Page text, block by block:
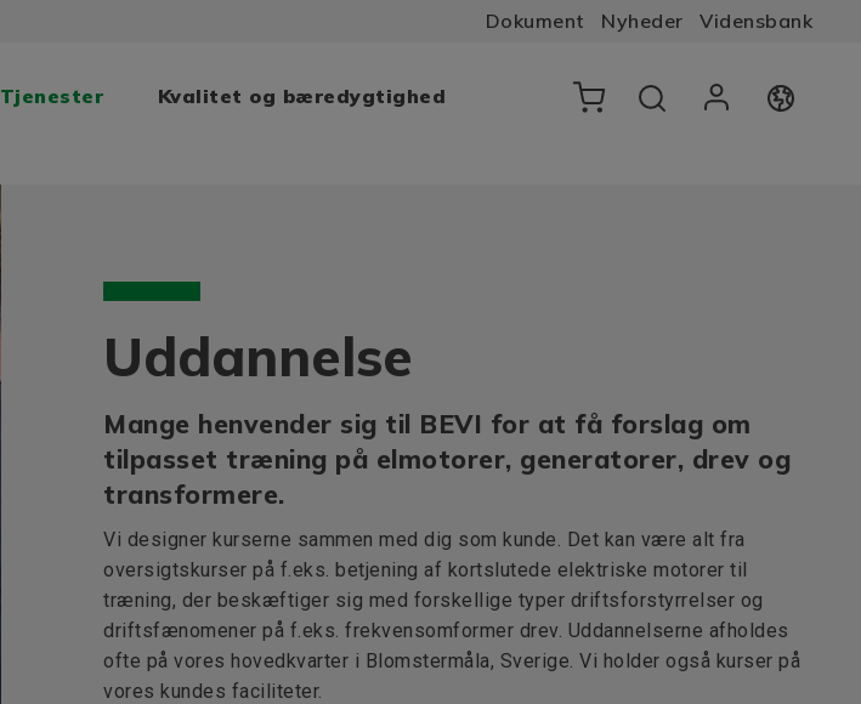
Dokument Nyheder Vidensbank
Tjenester Kvalitet og bæredygtighed
Uddannelse
Mange henvender sig til BEVI for at få forslag om
tilpasset træning på elmotorer, generatorer, drev og
transformere.
Vi designer kurserne sammen med dig som kunde. Det kan være alt fra
oversigtskurser på f.eks. betjening af kortslutede elektriske motorer til
træning, der beskæftiger sig med forskellige typer driftsforstyrrelser og
driftsfænomener på f.eks. frekvensomformer drev. Uddannelserne afholdes
ofte på vores hovedkvarter i Blomstermåla, Sverige. Vi holder også kurser på
vores kundes faciliteter.